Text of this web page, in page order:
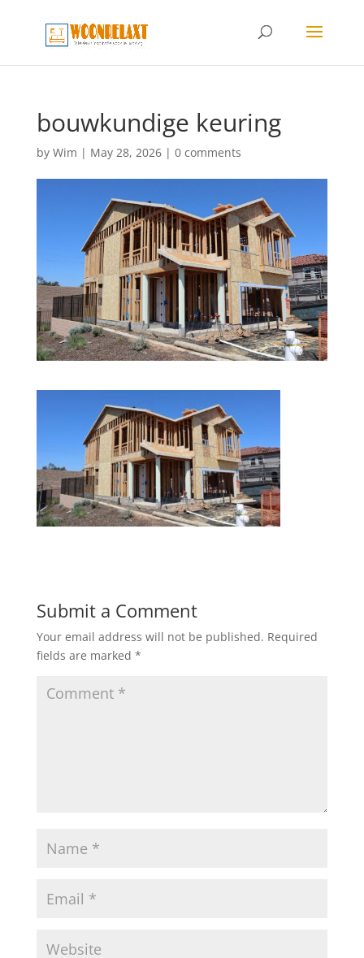
bouwkundige keuring
by Wim | May 28, 2026| 0 comments
Submit a Comment
Your email address will not be published. Required
fields are marked *